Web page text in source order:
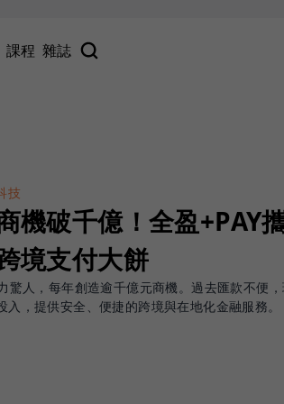
課程 雜誌
技
機破千億！全盈+PAY
境支付大餅
驚人，每年創造逾千億元商機。過去匯款不便
入，提供安全、便捷的跨境與在地化金融服務。